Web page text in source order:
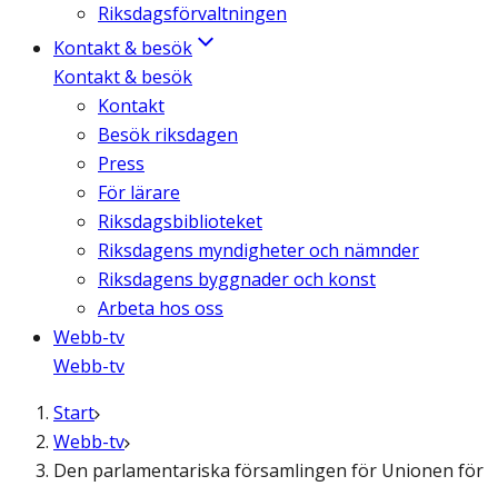
Riksdagsförvaltningen
Kontakt & besök
Kontakt & besök
Kontakt
Besök riksdagen
Press
För lärare
Riksdagsbiblioteket
Riksdagens myndigheter och nämnder
Riksdagens byggnader och konst
Arbeta hos oss
Webb-tv
Webb-tv
Start
Webb-tv
Den parlamentariska församlingen för Unionen för